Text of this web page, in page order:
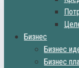
Бизнес
Бизнес
Бизнес